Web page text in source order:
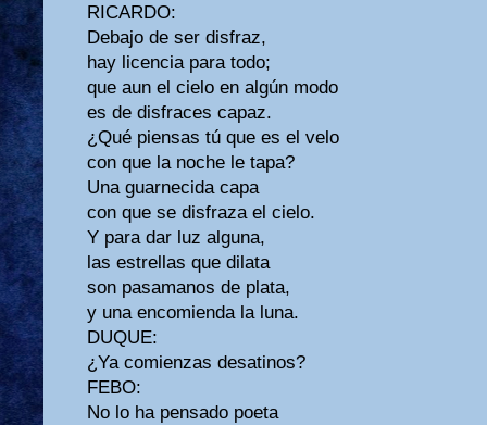
RICARDO:
Debajo de ser disfraz,
hay licencia para todo;
que aun el cielo en algún modo
es de disfraces capaz.
¿Qué piensas tú que es el velo
con que la noche le tapa?
Una guarnecida capa
con que se disfraza el cielo.
Y para dar luz alguna,
las estrellas que dilata
son pasamanos de plata,
y una encomienda la luna.
DUQUE:
¿Ya comienzas desatinos?
FEBO:
No lo ha pensado poeta